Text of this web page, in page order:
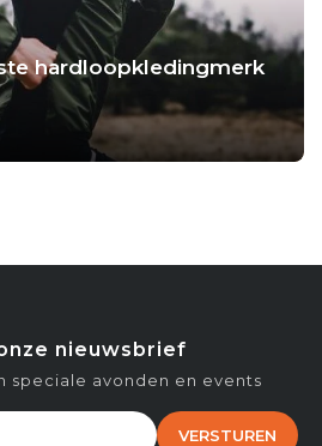
hardloopkledingmerk
nieuwsbrief
speciale avonden en events
VERSTUREN